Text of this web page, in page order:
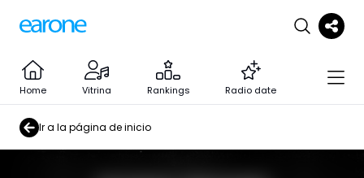
Home Vitrina Rankings Radio date
Ir a la página de inicio